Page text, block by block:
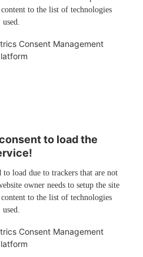
to the list of technologies
used.
Consent Management
to load the
load due to trackers that are not
owner needs to setup the site
to the list of technologies
used.
Consent Management